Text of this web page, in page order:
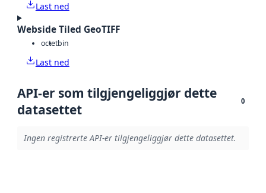
Last ned
Webside Tiled GeoTIFF
octetbin
Last ned
API-er som tilgjengeliggjør dette
datasettet
0
Ingen registrerte API-er tilgjengeliggjør dette datasettet.